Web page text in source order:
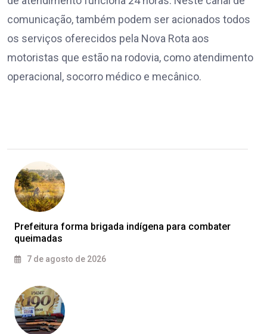
comunicação, também podem ser acionados todos
os serviços oferecidos pela Nova Rota aos
motoristas que estão na rodovia, como atendimento
operacional, socorro médico e mecânico.
Prefeitura forma brigada indígena para combater
queimadas
7 de agosto de 2026